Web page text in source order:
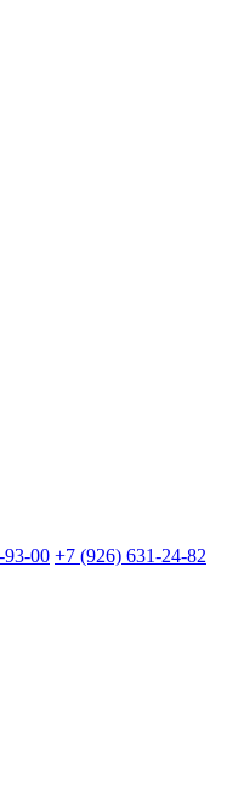
93-00 +7 (926) 631-24-82